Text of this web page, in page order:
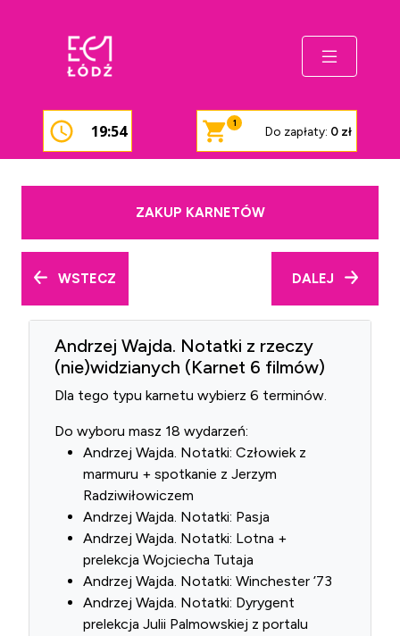
19:54 1
Do zapłaty: 0 zł
WSTECZ
ZAKUP KARNETÓW
DALEJ
Andrzej Wajda. Notatki z rzeczy
(nie)widzianych (Karnet 6 filmów)
Dla tego typu karnetu wybierz 6 terminów.
Do wyboru masz 18 wydarzeń:
Andrzej Wajda. Notatki: Człowiek z
marmuru + spotkanie z Jerzym
Radziwiłowiczem
Andrzej Wajda. Notatki: Pasja
Andrzej Wajda. Notatki: Lotna +
prelekcja Wojciecha Tutaja
Andrzej Wajda. Notatki: Winchester ’73
Andrzej Wajda. Notatki: Dyrygent
prelekcja Julii Palmowskiej z portalu